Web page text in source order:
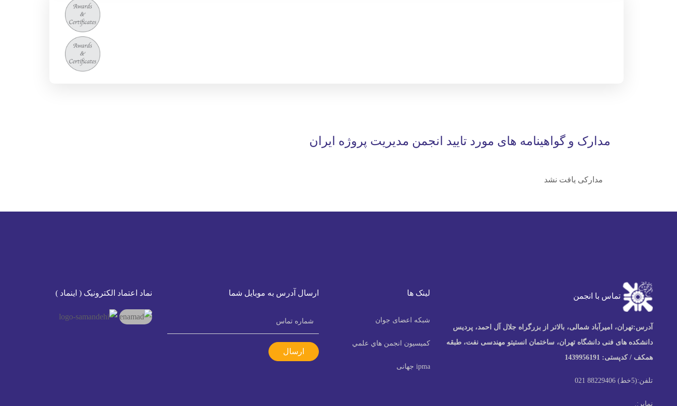
مدارک و گواهینامه های مورد تایید انجمن مدیریت پروژه ایران
مدارکی یافت نشد
تماس با انجمن
آدرس:تهران، امیرآباد شمالی، بالاتر از بزرگراه جلال آل احمد، پردیس
دانشکده های فنی دانشگاه تهران، ساختمان انستیتو مهندسی نفت، طبقه
همکف / کدپستی: 1439956191
تلفن:(5خط) 88229406 021
نمابر:.
لینک ها
شبکه اعضای جوان
كميسيون انجمن هاي علمي
ipma جهانی
ارسال آدرس به موبایل شما
ارسال
نماد اعتماد الکترونیک ( اینماد )